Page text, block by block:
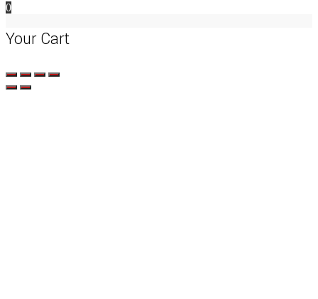
0
Your Cart